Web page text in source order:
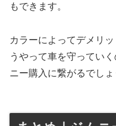
もできます。
カラーによってデメリ
うやって車を守ってい
ニー購入に繋がるでしょ